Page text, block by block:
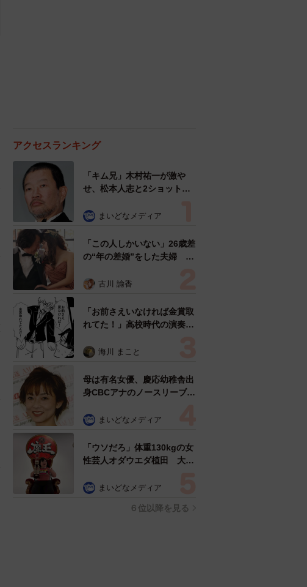
アクセスランキング
「キム兄」木村祐一が激や
せ、松本人志と2ショット
「テキヤの兄さん」
まいどなメディア
「この人しかいない」26歳差
の“年の差婚”をした夫婦 出
た？ 今の思いを聞いた
古川 諭香
「お前さえいなければ金賞取
れてた！」高校時代の演奏会
生は楽器修理職人に 10年後
ぬ申し出【漫画】
海川 まこと
母は有名女優、慶応幼稚舎出
身CBCアナのノースリーブ姿
る」「天使の笑顔」
まいどなメディア
「ウソだろ」体重130kgの女
性芸人オダウエダ植田 大学
で」 まいどなメディア
６位以降を見る